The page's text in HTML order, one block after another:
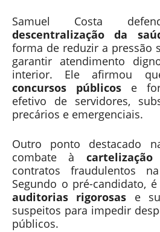
d
e
Samuel Costa
descentralização da
forma de reduzir a pressão
garantir atendimento
interior. Ele afirmou
concursos públicos e
efetivo de servidores,
precários e emergenciais.
Outro ponto destacado
combate à cartelização
contratos fraudulentos
Segundo o pré-candidato,
auditorias rigorosas e
suspeitos para impedir
públicos.